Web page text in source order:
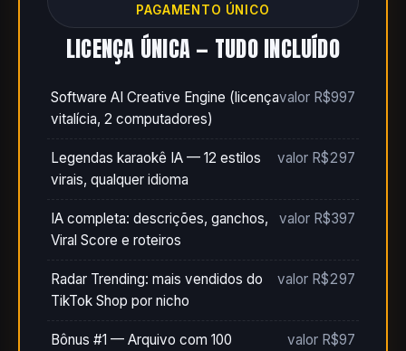
PAGAMENTO ÚNICO
LICENÇA ÚNICA — TUDO INCLUÍDO
Software AI Creative Engine (licença
vitalícia, 2 computadores)
valor R$997
Legendas karaokê IA — 12 estilos
virais, qualquer idioma
valor R$297
IA completa: descrições, ganchos,
Viral Score e roteiros
valor R$397
Radar Trending: mais vendidos do
TikTok Shop por nicho
valor R$297
Bônus #1 — Arquivo com 100 valor R$97